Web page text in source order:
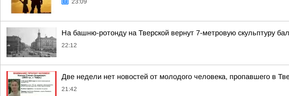
23:09
На башню-ротонду на Тверской вернут 7-метровую скульптуру
22:12
Две недели нет новостей от молодого человека, пропавшего в
21:42